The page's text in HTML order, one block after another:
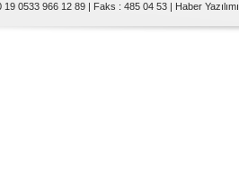
19 0533 966 12 89 | Faks : 485 04 53 | Haber Yazılımı